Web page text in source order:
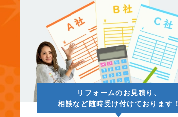
2025年7月 (14)
2025年6月 (12)
2025年5月 (12)
2025年4月 (13)
リフォームのお見積り、
相談など随時受け付けております！